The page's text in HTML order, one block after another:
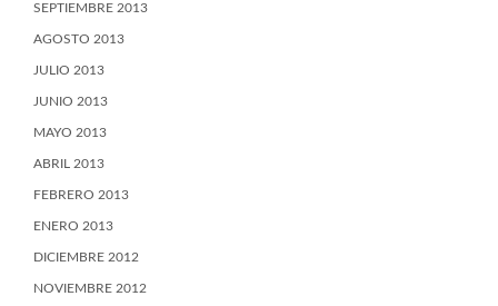
SEPTIEMBRE 2013
AGOSTO 2013
JULIO 2013
JUNIO 2013
MAYO 2013
ABRIL 2013
FEBRERO 2013
ENERO 2013
DICIEMBRE 2012
NOVIEMBRE 2012